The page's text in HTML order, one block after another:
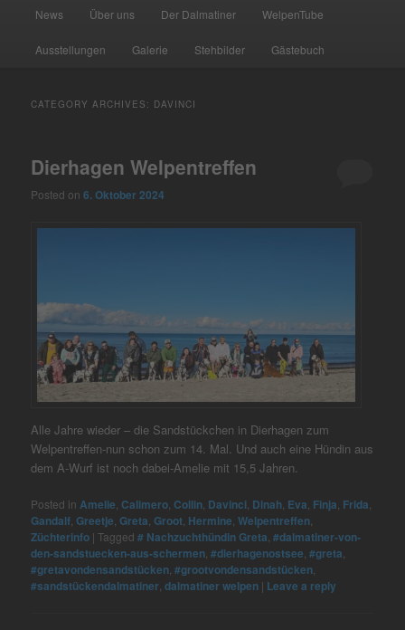
News Über uns Der Dalmatiner WelpenTube
Ausstellungen Galerie Stehbilder Gästebuch
CATEGORY ARCHIVES: DAVINCI
Dierhagen Welpentreffen
Posted on6. Oktober 2024
Alle Jahre wieder – die Sandstückchen in Dierhagen zum
Welpentreffen-nun schon zum 14. Mal. Und auch eine Hündin aus
dem A-Wurf ist noch dabei-Amelie mit 15,5 Jahren.
Posted in Amelie ,Calimero ,Collin Davinci Dinah Eva Finja Frida
Gandalf ,Greetje ,Greta ,Groot Hermine ,Welpentreffen
Züchterinfo |Tagged # Nachzuchthündin Greta ,#dalmatiner-von-
den-sandstuecken-aus-schermen ,#dierhagenostsee ,#greta
#gretavondensandstücken ,#grootvondensandstücken
#sandstückendalmatiner ,dalmatiner welpen | Leave a reply